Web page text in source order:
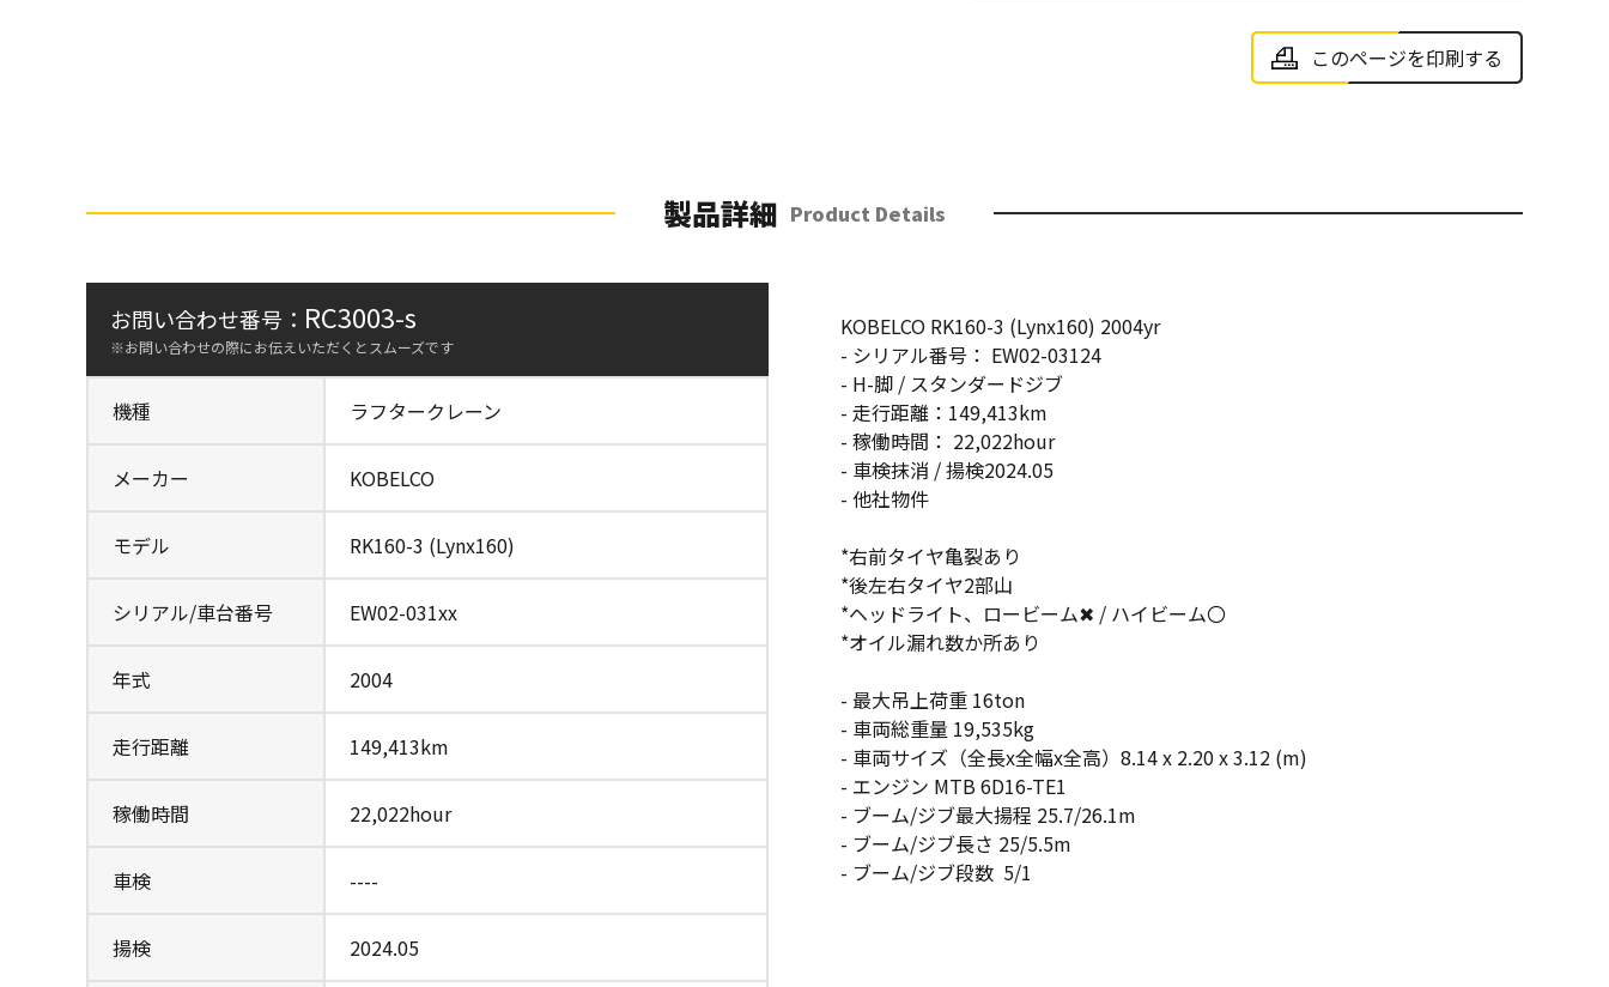
このページを印刷する
製品詳細 Product Details
お問い合わせ番号： RC3003-s
※お問い合わせの際にお伝えいただくとスムーズです
機種 ラフタークレーン
メーカー KOBELCO
モデル RK160-3 (Lynx160)
シリアル/車台番号 EW02-031xx
年式 2004
走行距離 149,413km
稼働時間 22,022hour
車検 ----
揚検 2024.05
KOBELCO RK160-3 (Lynx160) 2004yr
- シリアル番号： EW02-03124
- H-脚 / スタンダードジブ
- 走行距離：149,413km
- 稼働時間： 22,022hour
- 車検抹消 / 揚検2024.05
- 他社物件
*右前タイヤ亀裂あり
*後左右タイヤ2部山
*ヘッドライト、ロービーム✖ / ハイビーム〇
*オイル漏れ数か所あり
- 最大吊上荷重 16ton
- 車両総重量 19,535kg
- 車両サイズ（全長x全幅x全高）8.14 x 2.20 x 3.12 (m)
- エンジン MTB 6D16-TE1
- ブーム/ジブ最大揚程 25.7/26.1m
- ブーム/ジブ長さ 25/5.5m
- ブーム/ジブ段数 5/1